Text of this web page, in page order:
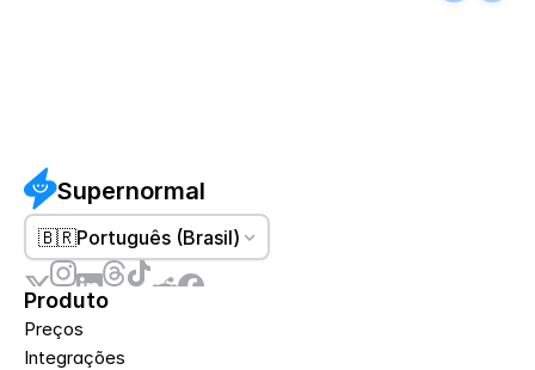
Supernormal
🇧🇷Português (Brasil)
Produto
Preços
Integrações